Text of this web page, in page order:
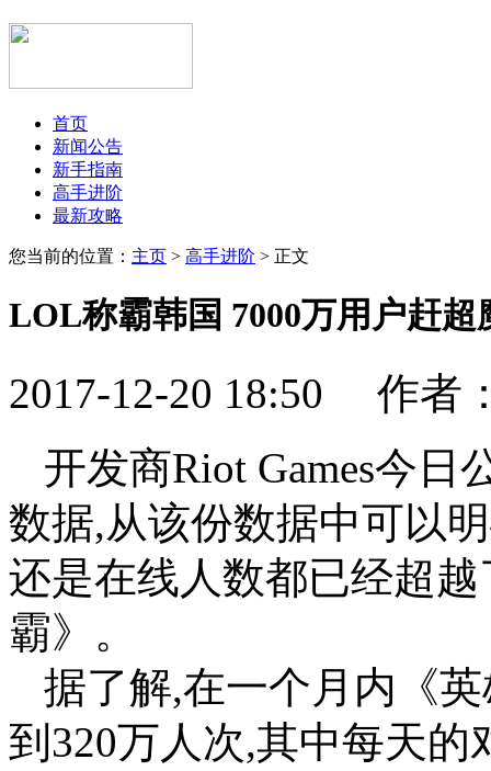
首页
新闻公告
新手指南
高手进阶
最新攻略
您当前的位置： 主页 > 高手进阶 > 正文
LOL称霸韩国 7000万用户赶超
2017-12-20 18:50 作者
开发商Riot Games今
数据,从该份数据中可以
还是在线人数都已经超
霸》。
据了解,在一个月内《
到320万人次,其中每天的